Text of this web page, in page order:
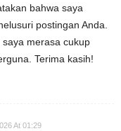
bahwa saya
postingan Anda.
merasa cukup
Terima kasih!
At 01:29